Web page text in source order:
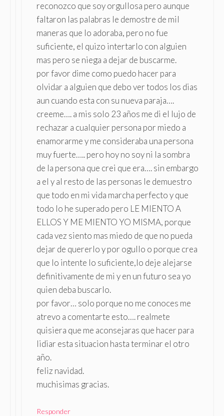
reconozco que soy orgullosa pero aunque
faltaron las palabras le demostre de mil
maneras que lo adoraba, pero no fue
suficiente, el quizo intertarlo con alguien
mas pero se niega a dejar de buscarme.
por favor dime como puedo hacer para
olvidar a alguien que debo ver todos los dias
aun cuando esta con su nueva paraja….
creeme…. a mis solo 23 años me di el lujo de
rechazar a cualquier persona por miedo a
enamorarme y me consideraba una persona
muy fuerte….. pero hoy no soy ni la sombra
de la persona que crei que era…. sin embargo
a el y al resto de las personas le demuestro
que todo en mi vida marcha perfecto y que
todo lo he superado pero LE MIENTO A
ELLOS Y ME MIENTO YO MISMA, porque
cada vez siento mas miedo de que no pueda
dejar de quererlo y por ogullo o porque crea
que lo intente lo suficiente,lo deje alejarse
definitivamente de mi y en un futuro sea yo
quien deba buscarlo.
por favor… solo porque no me conoces me
atrevo a comentarte esto…. realmete
quisiera que me aconsejaras que hacer para
lidiar esta situacion hasta terminar el otro
año.
feliz navidad.
muchisimas gracias.
Responder